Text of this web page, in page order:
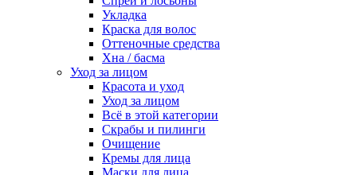
Укладка
Краска для волос
Оттеночные средства
Хна / басма
Уход за лицом
Красота и уход
Уход за лицом
Всё в этой категории
Скрабы и пилинги
Очищение
Кремы для лица
Маски для лица